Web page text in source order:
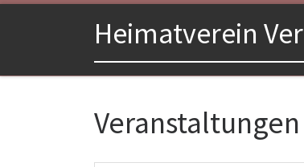
Zum Inhalt springenHeimatverein
Veranstaltungen